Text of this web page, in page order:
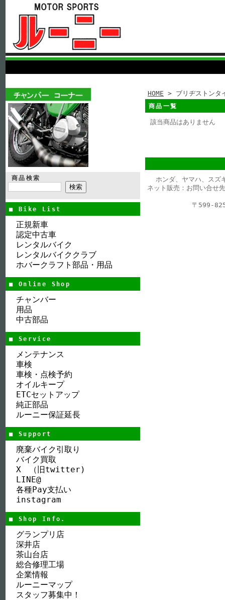
商品検索
■ Bike List
正規新車
認定中古車
レンタルバイク
レンタルバイククラブ
ホバークラフト部品・用品
■ Online Shop
チャンバー
用品
中古部品
■ Service
メンテナンス
車検
車検・点検予約
オイルキープ
ETCセットアップ
純正部品
ルーニー保証延長
■ Support
廃棄バイク引取り
バイク買取
X （旧twitter)
LINE@
各種Pay支払い
instagram
■ Shop Info.
グランプリ店
深井店
茶山台店
総合修理工場
企業情報
ルーニーマップ
スタッフ募集中！
HOME > ブリヂストンタ
商品一覧
該当商品はありません
ホンダ、ヤマハ、スズ
ネット販売：お問い合せ
〒599-